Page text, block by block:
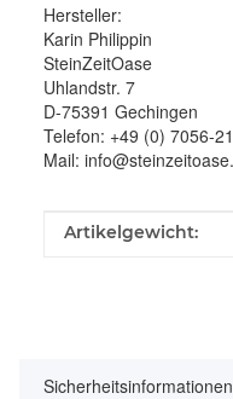
Hersteller:
Karin Philippin
SteinZeitOase
Uhlandstr. 7
D-75391 Gechingen
Telefon: +49 (0) 7056-
Mail:
Produkteigenschaft
Wert
Artikelgewicht:
Sicherheitsinformationen